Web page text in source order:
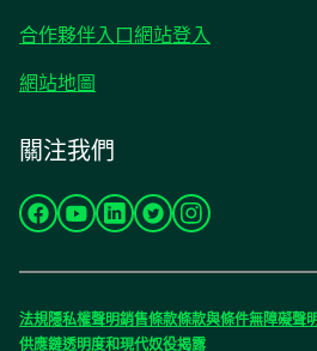
合作夥伴入口網站登入
網站地圖
關注我們
在
籤
中
在
籤
中
在
籤
中
在
籤
中
在
籤
中
法規隱私權聲明銷售條款條款與條件無障礙聲
供應鏈透明度和現代奴役揭露